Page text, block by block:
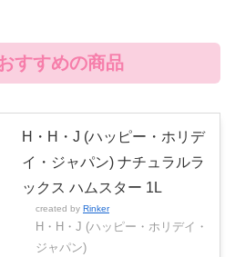
すすめの商品
H・H・J (ハッピー・ホリデ
イ・ジャパン) ナチュラルラ
ックス ハムスター 1L
created by Rinker
H・H・J (ハッピー・ホリデイ・
ジャパン)